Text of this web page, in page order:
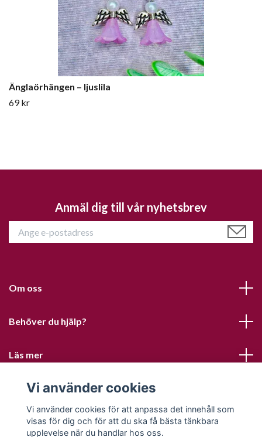
Änglaörhängen – ljuslila
69 kr
Anmäl dig till vår nyhetsbrev
Om oss
Behöver du hjälp?
Läs mer
Sociala medier
Vi använder cookies
Vi använder cookies för att anpassa det innehåll som
visas för dig och för att du ska få bästa tänkbara
upplevelse när du handlar hos oss.